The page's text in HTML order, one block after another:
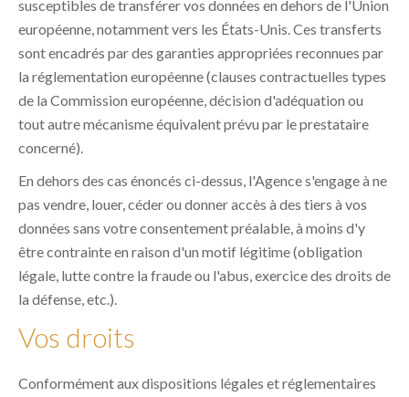
susceptibles de transférer vos données en dehors de l'Union
européenne, notamment vers les États-Unis. Ces transferts
sont encadrés par des garanties appropriées reconnues par
la réglementation européenne (clauses contractuelles types
de la Commission européenne, décision d'adéquation ou
tout autre mécanisme équivalent prévu par le prestataire
concerné).
En dehors des cas énoncés ci-dessus, l'Agence s'engage à ne
pas vendre, louer, céder ou donner accès à des tiers à vos
données sans votre consentement préalable, à moins d'y
être contrainte en raison d'un motif légitime (obligation
légale, lutte contre la fraude ou l'abus, exercice des droits de
la défense, etc.).
Vos droits
Conformément aux dispositions légales et réglementaires